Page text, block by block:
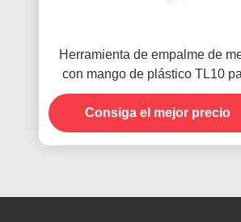
Herramienta de empalme de
con mango de plástico TL10
cintas portadoras SMD
Consiga el mejor precio